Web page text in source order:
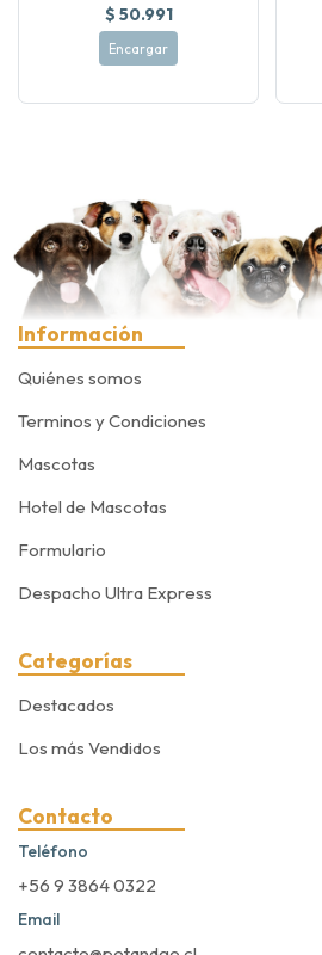
$ 50.991
Encargar
Información
Quiénes somos
Terminos y Condiciones
Mascotas
Hotel de Mascotas
Formulario
Despacho Ultra Express
Categorías
Destacados
Los más Vendidos
Contacto
Teléfono
+56 9 3864 0322
Email